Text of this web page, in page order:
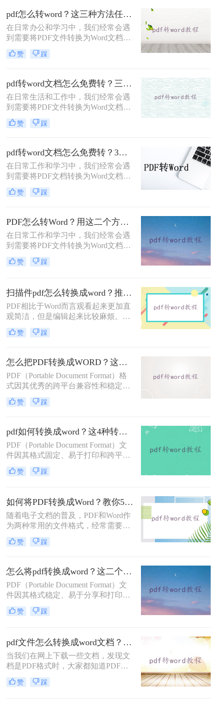
Word呢？下面将介绍五种将PDF转换
为Word的方法，帮助您轻松应对各种
转换需求。
pdf怎么转word？这三种方法任你选！
在日常办公和学习中，我们经常会遇
到需要将PDF文件转换为Word文档的
情况。无论是为了编辑、修改还是为
了方便在Word中进一步处理，PDF转
么转word呢？以下将介绍三种高效的
方法，帮助您轻松实现PDF到Word的
转换。
赞 踩
pdf转word文档怎么免费转？三种方法帮助你解决问题！
在日常生活和工作中，我们经常会遇
到需要将PDF文件转换为Word文档的
情况。然而，一些PDF转Word的转换
工具可能需要付费，对于预算有限或
免费且高效的方法显得尤为重要。那
么pdf转word文档怎么免费转呢？本文
将为您详细介绍几种免费将PDF转换
为Word文档的方法，帮助您轻松完成
文件格式的转换。
赞 踩
pdf转word文档怎么免费转？3种方法帮你轻松转换！
在日常工作和学习中，我们经常会遇
到需要将PDF文档转换为Word文档的
情况。然而，许多在线转换工具收费
并且质量参差不齐，因此很多人都在
法。那么pdf转word文档怎么免费转
呢？本文将为您详细介绍几种免费的
PDF转Word的方法，让您轻松应对各
种转换需求。
赞 踩
PDF怎么转Word？用这二个方法试试！
在日常工作和学习中，我们经常会遇
到需要将PDF文件转换为Word文档的
需求。PDF文件格式的广泛应用使得
我们需要对其中的内容进行编辑时可
的有效途径。本文将介绍PDF怎么转
Word的几种方法，以及一些实用的技
巧和注意事项，帮助您轻松应对各种
转换需求。
赞 踩
扫描件pdf怎么转换成word？推荐三种转换方法！
PDF相比于Word而言观看起来更加直
观简洁，但是编辑起来比较麻烦。我
们在办公的过程中经常会收到PDF格
式的文档，编辑整理PDF文档时就需
件pdf怎么转换成word吗？你知道哪种
转换方式会让排版不错乱吗？今天就
来教大家一招！
赞 踩
怎么把PDF转换成WORD？这三种转换方法快来看！
PDF（Portable Document Format）格
式因其优秀的跨平台兼容性和稳定的
文档展示效果，在日常生活和工作中
被广泛使用。然而，当我们需要对
时，便需要将其转换为Word（DOC或
DOCX）格式。那么怎么把PDF转换
成WORD呢？下面，我将详细介绍几
种将PDF转换成Word文档的方法。
赞 踩
pdf如何转换成word？这4种转换方法快来了解下！
PDF（Portable Document Format）文
件因其格式固定、易于打印和跨平台
兼容性而广受欢迎。然而，当需要编
辑或修改PDF中的文本内容时，将其
式）会更为方便。那么pdf如何转换成
word呢？下面将详细介绍几种将PDF
转换成Word的方法，帮助您轻松实现
这一操作。
赞 踩
如何将PDF转换成Word？教你5钟快捷格式转换方法！
随着电子文档的普及，PDF和Word作
为两种常用的文件格式，经常需要在
它们之间进行转换。特别是在需要将
PDF中的文本内容编辑或修改时，将
需求。那么如何将PDF转换成Word
呢？下面将详细介绍几种将PDF转换
成Word的方法，帮助您轻松实现这一
操作。
赞 踩
怎么将pdf转换成word？这二个方法让你快速操作!！
PDF（Portable Document Format）文
件因其格式稳定、易于分享和打印的
特点而广受欢迎。然而，当我们需要
编辑或修改其中的文本内容时，PDF
（如.docx或.doc格式）就显得尤为重
要。那么怎么将pdf转换成word呢？下
面，我将详细介绍二种将PDF转换成
Word的方法。
赞 踩
pdf文件怎么转换成word文档？为你带来二种好用的方法！
当我们在网上下载一些文档，发现文
档是PDF格式时，大家都知道PDF文
件是不易编辑的，文档下载下来也没
法写，但是我们可以转换成Word格
赞 踩